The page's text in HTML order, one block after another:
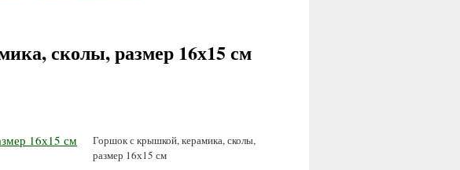
сколы, размер 16х15 см
Горшок с крышкой, керамика, сколы,
размер 16х15 см